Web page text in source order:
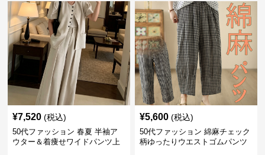
¥7,520 (税込)
50代ファッション 春夏 半袖ア
ウター＆着痩せワイドパンツ上
¥5,600 (税込)
50代ファッション 綿麻チェック
柄ゆったりウエストゴムパンツ